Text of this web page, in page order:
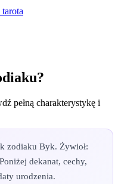
pełną charakterystykę i
zodiaku Byk. Żywioł:
dekanat, cechy,
urodzenia.